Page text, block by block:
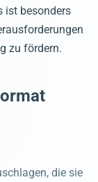
ist besonders
zu fördern.
die sie